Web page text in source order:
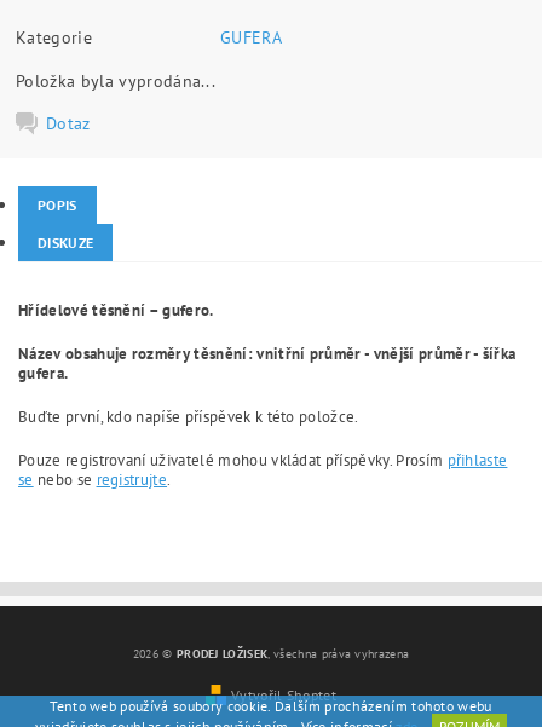
Kategorie
GUFERA
Položka byla vyprodána...
Dotaz
POPIS
DISKUZE
Hřídelové těsnění – gufero.
Název obsahuje rozměry těsnění: vnitřní průměr - vnější průměr - šířka
gufera.
Buďte první, kdo napíše příspěvek k této položce.
Pouze registrovaní uživatelé mohou vkládat příspěvky. Prosím přihlaste
se nebo se registrujte.
2026 © PRODEJ LOŽISEK, všechna práva vyhrazena
Vytvořil Shoptet
Tento web používá soubory cookie. Dalším procházením tohoto webu